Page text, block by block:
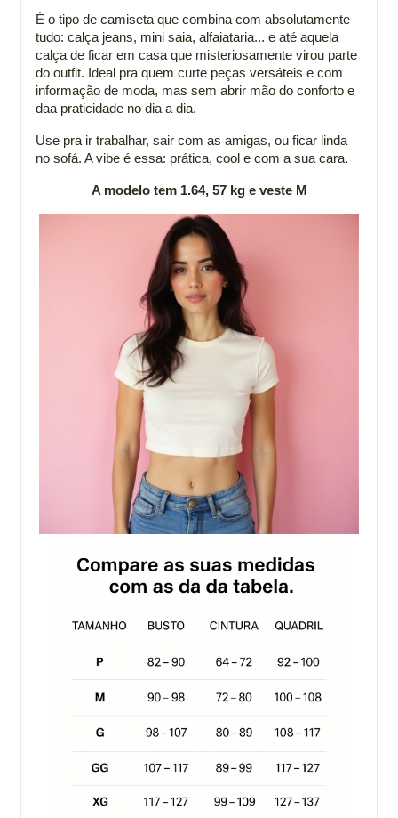
É o tipo de camiseta que combina com absolutamente
tudo: calça jeans, mini saia, alfaiataria... e até aquela
calça de ficar em casa que misteriosamente virou parte
do outfit. Ideal pra quem curte peças versáteis e com
informação de moda, mas sem abrir mão do conforto e
daa praticidade no dia a dia.
Use pra ir trabalhar, sair com as amigas, ou ficar linda
no sofá. A vibe é essa: prática, cool e com a sua cara.
A modelo tem 1.64, 57 kg e veste M